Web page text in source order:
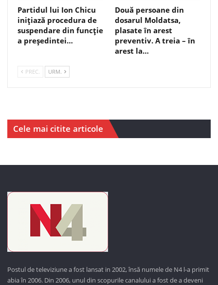
Partidul lui Ion Chicu
inițiază procedura de
suspendare din funcție
a președintei…
Două persoane din
dosarul Moldatsa,
plasate în arest
preventiv. A treia – în
arest la…
PREC. URM.
Cele mai citite articole
Postul de televiziune a fost lansat in 2002, însă numele de N4 l-a primit
abia în 2006. Din 2006, unul din scopurile canalului a fost de a deveni